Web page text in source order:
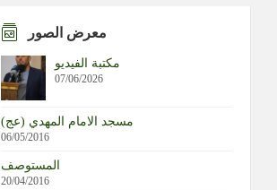
معرض الصور
مكتبة الفيديو
07/06/2026
مسجد الامام المهدي (عج)
06/05/2016
المستوصف
20/04/2016